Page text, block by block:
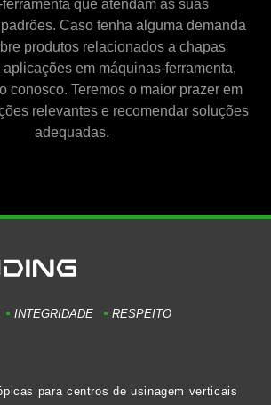
que atendam às suas
Caso tenha alguma demanda
produtos relacionados a chapas
em máquinas-ferramenta,
conosco. Teremos o maior prazer em
relevantes e recomendar soluções
adequadas.
INTEGRIDADE RESPEITO
para centros de usinagem verticais